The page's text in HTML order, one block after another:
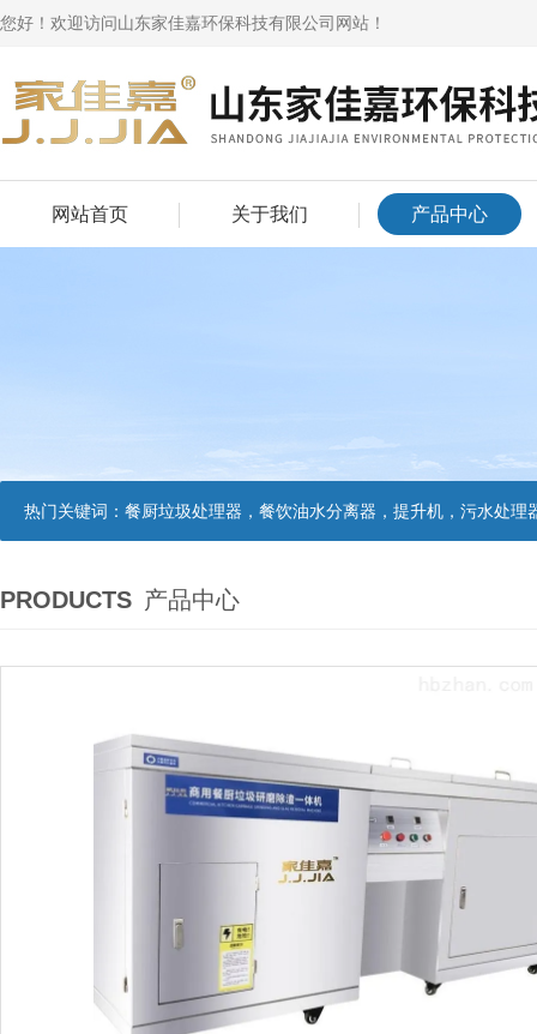
您好！欢迎访问山东家佳嘉环保科技有限公司网站！
网站首页 关于我们 产品中心
热门关键词： 餐厨垃圾处理器，餐饮油水分离器，提升机，污水处理
PRODUCTS 产品中心